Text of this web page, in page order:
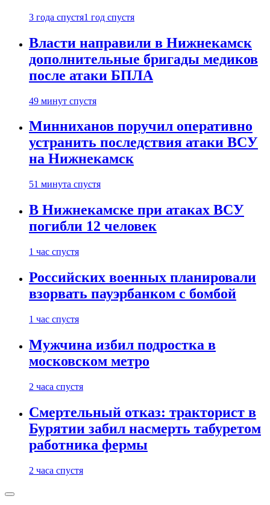
3 года спустя1 год спустя
Власти направили в Нижнекамск
дополнительные бригады медиков
после атаки БПЛА
49 минут спустя
Минниханов поручил оперативно
устранить последствия атаки ВСУ
на Нижнекамск
51 минута спустя
В Нижнекамске при атаках ВСУ
погибли 12 человек
1 час спустя
Российских военных планировали
взорвать пауэрбанком с бомбой
1 час спустя
Мужчина избил подростка в
московском метро
2 часа спустя
Смертельный отказ: тракторист в
Бурятии забил насмерть табуретом
работника фермы
2 часа спустя